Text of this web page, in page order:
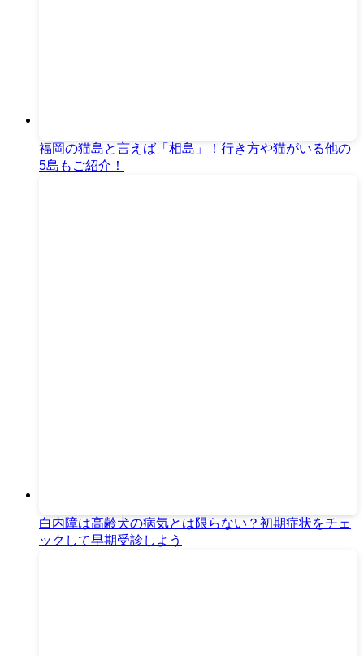
福岡の猫島と言えば「相島」！行き方や猫がいる他の
5島もご紹介！
白内障は高齢犬の病気とは限らない？初期症状をチェ
ックして早期受診しよう